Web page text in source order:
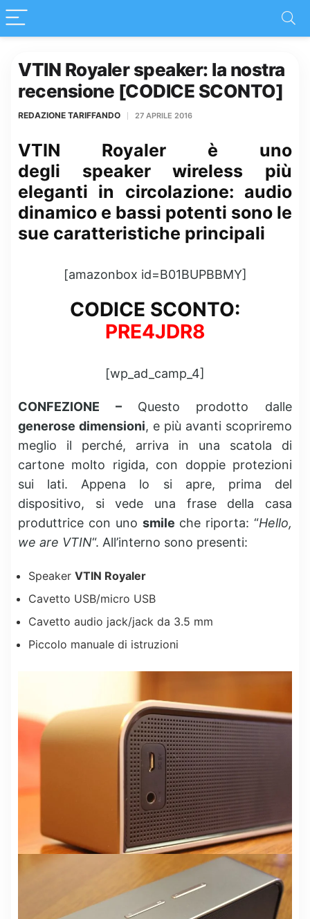
VTIN Royaler speaker: la nostra
recensione [CODICE SCONTO]
REDAZIONE TARIFFANDO 27 APRILE 2016
VTIN Royaler è uno
degli speaker wireless più
eleganti in circolazione: audio
dinamico e bassi potenti sono le
sue caratteristiche principali
[amazonbox id=B01BUPBBMY]
CODICE SCONTO:
PRE4JDR8
[wp_ad_camp_4]
CONFEZIONE – Questo prodotto dalle
generose dimensioni, e più avanti scopriremo
meglio il perché, arriva in una scatola di
cartone molto rigida, con doppie protezioni
sui lati. Appena lo si apre, prima del
dispositivo, si vede una frase della casa
produttrice con uno smile che riporta: “Hello,
we are VTIN“. All’interno sono presenti:
Speaker VTIN Royaler
Cavetto USB/micro USB
Cavetto audio jack/jack da 3.5 mm
Piccolo manuale di istruzioni